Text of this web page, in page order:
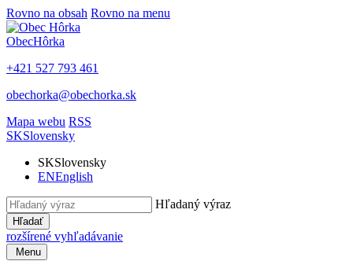
Rovno na obsah Rovno na menu
ObecHôrka
+421 527 793 461
obechorka@obechorka.sk
Mapa webu RSS
SKSlovensky
SKSlovensky
ENEnglish
Hľadaný výraz
Hľadať
rozšírené vyhľadávanie
Menu